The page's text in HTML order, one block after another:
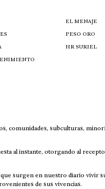
EL MENAJE
PESO ORO
HR SURIEL
comunidades, subculturas,
al instante, otorgando al
surgen en nuestro diario vivir
de sus vivencias.